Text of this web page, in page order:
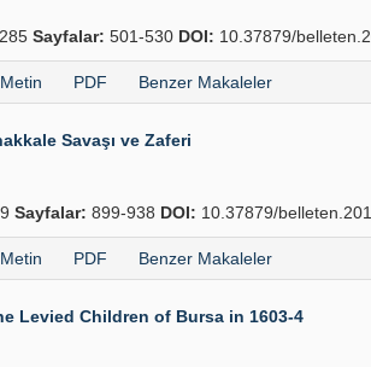
Sayfalar: 501-530 DOI: 10.37879/
PDF Benzer Makaleler
Savaşı ve Zaferi
Sayfalar: 899-938 DOI: 10.37879/
PDF Benzer Makaleler
Levied Children of Bursa in 1603-4